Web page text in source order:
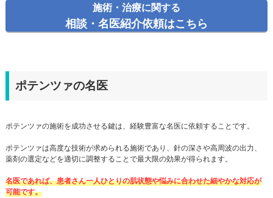
施術・治療に関する
相談・名医紹介依頼はこちら
ポテンツァの名医
ポテンツァの施術を成功させる鍵は、経験豊富な名医に依頼することです。
ポテンツァは高度な技術が求められる施術であり、針の深さや高周波の出力、
薬剤の選定などを適切に調整することで最大限の効果が得られます。
名医であれば、患者さん一人ひとりの肌状態や悩みに合わせた細やかな対応が
可能です。